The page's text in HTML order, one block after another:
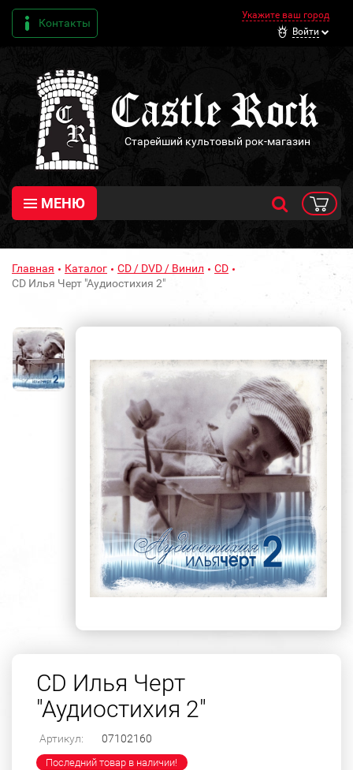
Контакты
Укажите ваш город
Войти
Старейший культовый рок-магазин
МЕНЮ
Главная Каталог CD / DVD / Винил
CD
CD Илья Черт "Аудиостихия 2"
CD Илья Черт
"Аудиостихия 2"
Артикул: 07102160
Последний товар в наличии!